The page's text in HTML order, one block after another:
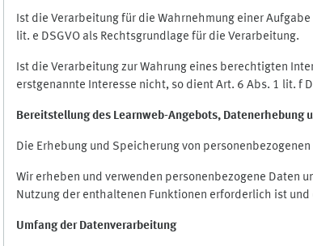
Ist die Verarbeitung für die Wahrnehmung einer
lit. e DSGVO als Rechtsgrundlage für die Verarbeitung.
Ist die Verarbeitung zur Wahrung eines berechtigten
erstgenannte Interesse nicht, so dient Art. 6 Abs. 1 lit. f
Bereitstellung des Learnweb-Angebots, Datenerhebung
Die Erhebung und Speicherung von
Wir erheben und verwenden personenbezogene Daten
Nutzung der enthaltenen Funktionen erforderlich ist
Umfang der Datenverarbeitung